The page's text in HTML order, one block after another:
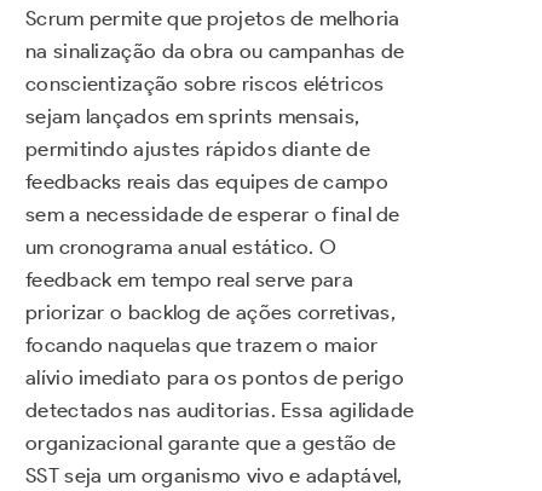
Scrum permite que projetos de melhoria
na sinalização da obra ou campanhas de
conscientização sobre riscos elétricos
sejam lançados em sprints mensais,
permitindo ajustes rápidos diante de
feedbacks reais das equipes de campo
sem a necessidade de esperar o final de
um cronograma anual estático. O
feedback em tempo real serve para
priorizar o backlog de ações corretivas,
focando naquelas que trazem o maior
alívio imediato para os pontos de perigo
detectados nas auditorias. Essa agilidade
organizacional garante que a gestão de
SST seja um organismo vivo e adaptável,